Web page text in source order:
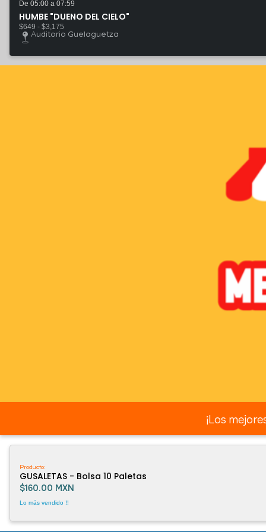
De 05:00 a 07:59
HUMBE "DUENO DEL CIELO"
$649 - $3,175
Auditorio Guelaguetza
¡Los
Producto:
GUSALETAS - Bolsa 10 Paletas
$160.00 MXN
Lo más vendido !!